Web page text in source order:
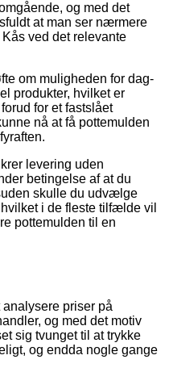
og med det
at man ser nærmere
ved det relevante
om muligheden for dag-
produkter, hvilket er
for et fastslået
nå at få pottemulden
levering uden
betingelse af at du
skulle du udvælge
i de fleste tilfælde vil
pottemulden til en
analysere priser på
og med det motiv
sig tvunget til at trykke
og endda nogle gange